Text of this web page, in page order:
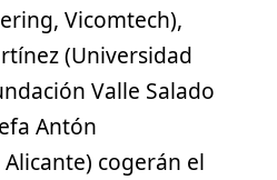
Vicomtech),
(Universidad
Valle Salado
Antón
cogerán el